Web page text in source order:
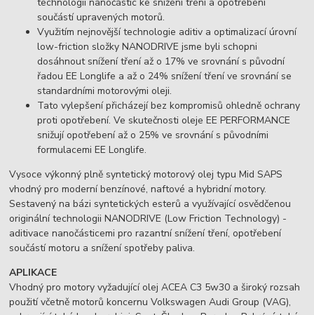
technologii nanočástic ke snížení tření a opotřebení
součástí upravených motorů.
Využitím nejnovější technologie aditiv a optimalizací úrovní
low-friction složky NANODRIVE jsme byli schopni
dosáhnout snížení tření až o 17% ve srovnání s původní
řadou EE Longlife a až o 24% snížení tření ve srovnání se
standardními motorovými oleji.
Tato vylepšení přicházejí bez kompromisů ohledně ochrany
proti opotřebení. Ve skutečnosti oleje EE PERFORMANCE
snižují opotřebení až o 25% ve srovnání s původními
formulacemi EE Longlife.
Vysoce výkonný plně syntetický motorový olej typu Mid SAPS
vhodný pro moderní benzínové, naftové a hybridní motory.
Sestavený na bázi syntetických esterů a využívající osvědčenou
originální technologii NANODRIVE (Low Friction Technology) -
aditivace nanočásticemi pro razantní snížení tření, opotřebení
součástí motoru a snížení spotřeby paliva.
APLIKACE
Vhodný pro motory vyžadující olej ACEA C3 5w30 a široký rozsah
použití včetně motorů koncernu Volkswagen Audi Group (VAG),